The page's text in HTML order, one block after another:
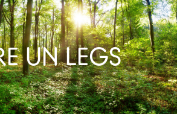
UN LEGS